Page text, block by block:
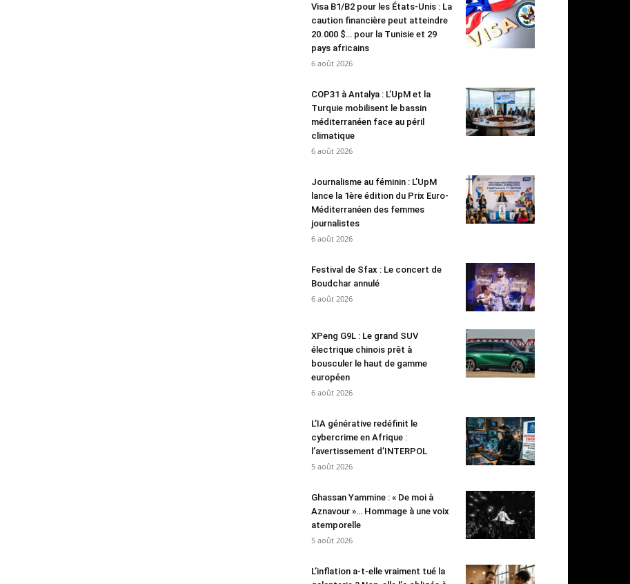
Visa B1/B2 pour les États-Unis : La
caution financière peut atteindre
20.000 $… pour la Tunisie et 29
pays africains
6 août 2026
COP31 à Antalya : L’UpM et la
Turquie mobilisent le bassin
méditerranéen face au péril
climatique
6 août 2026
Journalisme au féminin : L’UpM
lance la 1ère édition du Prix Euro-
Méditerranéen des femmes
journalistes
6 août 2026
Festival de Sfax : Le concert de
Boudchar annulé
6 août 2026
XPeng G9L : Le grand SUV
électrique chinois prêt à
bousculer le haut de gamme
européen
6 août 2026
L’IA générative redéfinit le
cybercrime en Afrique :
l’avertissement d’INTERPOL
5 août 2026
Ghassan Yammine : « De moi à
Aznavour »… Hommage à une voix
atemporelle
5 août 2026
L’inflation a-t-elle vraiment tué la